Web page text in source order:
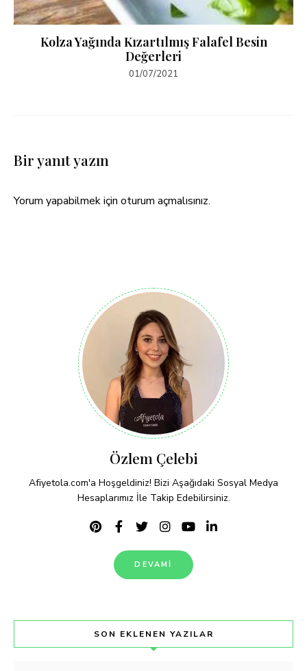
Kolza Yağında Kızartılmış Falafel Besin
Değerleri
01/07/2021
Bir yanıt yazın
Yorum yapabilmek için oturum açmalısınız.
Özlem Çelebi
Afiyetola.com'a Hoşgeldiniz! Bizi Aşağıdaki Sosyal Medya
Hesaplarımız İle Takip Edebilirsiniz.
DEVAMI
SON EKLENEN YAZILAR